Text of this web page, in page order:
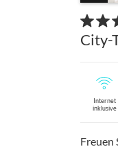
City-
Internet
inklusive
Freuen